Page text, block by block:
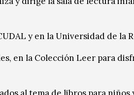
y en la Universidad de la
en la Colección Leer para